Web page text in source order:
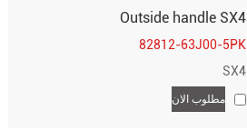
Outside handle SX4
82812-63J00-5PK
SX4
مطلوب الان